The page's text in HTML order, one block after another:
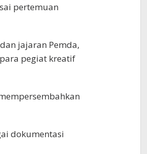
pertemuan
jajaran Pemda,
pegiat kreatif
dokumentasi